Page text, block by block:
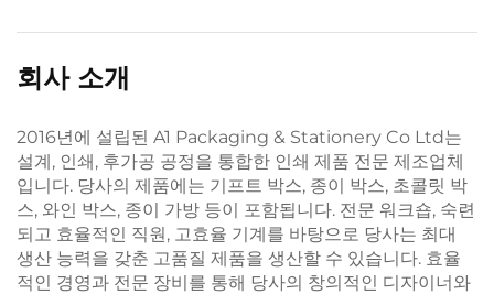
회사 소개
2016년에 설립된 A1 Packaging & Stationery Co Ltd는
설계, 인쇄, 후가공 공정을 통합한 인쇄 제품 전문 제조업체
입니다. 당사의 제품에는 기프트 박스, 종이 박스, 초콜릿 박
스, 와인 박스, 종이 가방 등이 포함됩니다. 전문 워크숍, 숙련
되고 효율적인 직원, 고효율 기계를 바탕으로 당사는 최대
생산 능력을 갖춘 고품질 제품을 생산할 수 있습니다. 효율
적인 경영과 전문 장비를 통해 당사의 창의적인 디자이너와